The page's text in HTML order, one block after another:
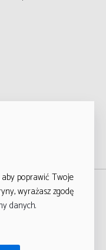
poprawić Twoje
wyrażasz zgodę
danych.